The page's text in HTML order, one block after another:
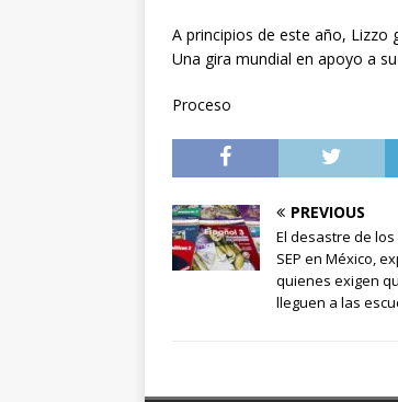
A principios de este año, Lizzo
Una gira mundial en apoyo a
Proceso
PREVIOUS
El desastre de
SEP en México,
quienes exigen
lleguen a las